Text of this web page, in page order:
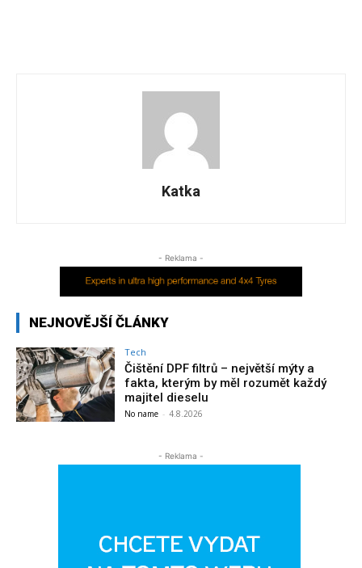
Katka
- Reklama -
NEJNOVĚJŠÍ ČLÁNKY
Tech
Čištění DPF filtrů – největší mýty a
fakta, kterým by měl rozumět každý
majitel dieselu
No name - 4.8.2026
- Reklama -